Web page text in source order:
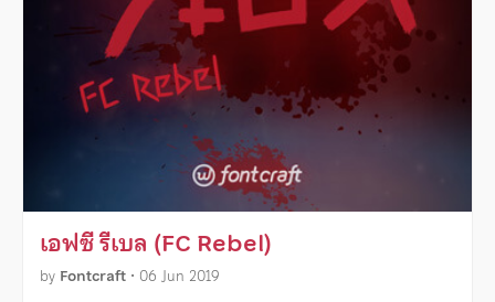
เอฟซี รีเบล (FC Rebel)
by Fontcraft • 06 Jun 2019